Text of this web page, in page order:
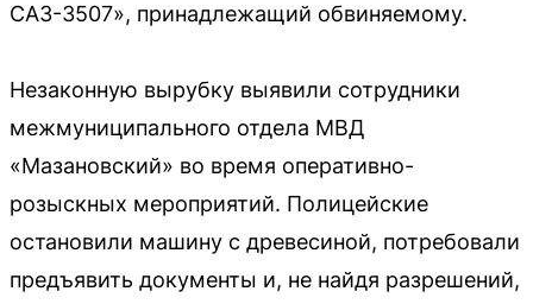
САЗ-3507», принадлежащий обвиняемому.
Незаконную вырубку выявили сотрудники
межмуниципального отдела МВД
«Мазановский» во время оперативно-
розыскных мероприятий. Полицейские
остановили машину с древесиной, потребовали
предъявить документы и, не найдя разрешений,